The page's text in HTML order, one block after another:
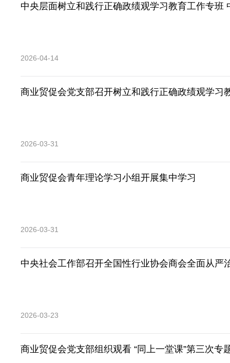
中央层面树立和践行正确政绩观学习教育工作专
2026-04-14
商业贸促会党支部召开树立和践行正确政绩观学习
2026-03-31
商业贸促会青年理论学习小组开展集中学习
2026-03-31
中央社会工作部召开全国性行业协会商会全面从严
2026-03-23
商业贸促会党支部组织观看 “同上一堂课”第三次专